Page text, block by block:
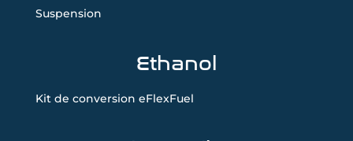
Suspension
Ethanol
Kit de conversion eFlexFuel